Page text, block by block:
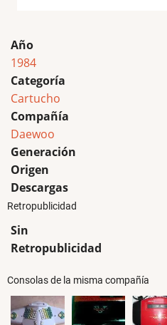
Año
1984
Categoría
Cartucho
Compañía
Daewoo
Generación
Origen
Descargas
Retropublicidad
Sin
Retropublicidad
Consolas de la misma compañía